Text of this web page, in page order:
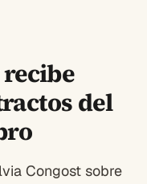
del
Congost sobre